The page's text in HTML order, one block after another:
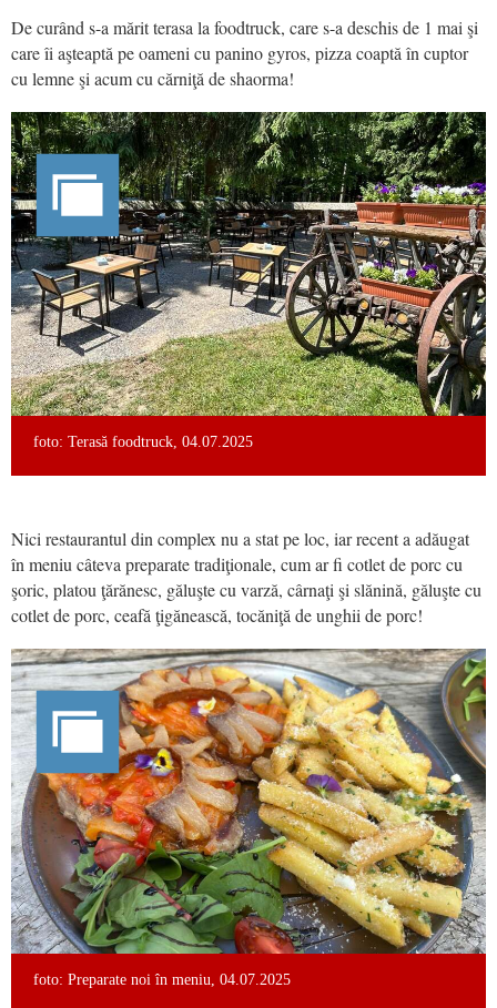
De curând s-a mărit terasa la foodtruck, care s-a deschis de 1 mai şi
care îi aşteaptă pe oameni cu panino gyros, pizza coaptă în cuptor
cu lemne şi acum cu cărniţă de shaorma!
foto: Terasă foodtruck, 04.07.2025
Nici restaurantul din complex nu a stat pe loc, iar recent a adăugat
în meniu câteva preparate tradiţionale, cum ar fi cotlet de porc cu
şoric, platou ţărănesc, găluşte cu varză, cârnaţi şi slănină, găluşte cu
cotlet de porc, ceafă ţigănească, tocăniţă de unghii de porc!
foto: Preparate noi în meniu, 04.07.2025